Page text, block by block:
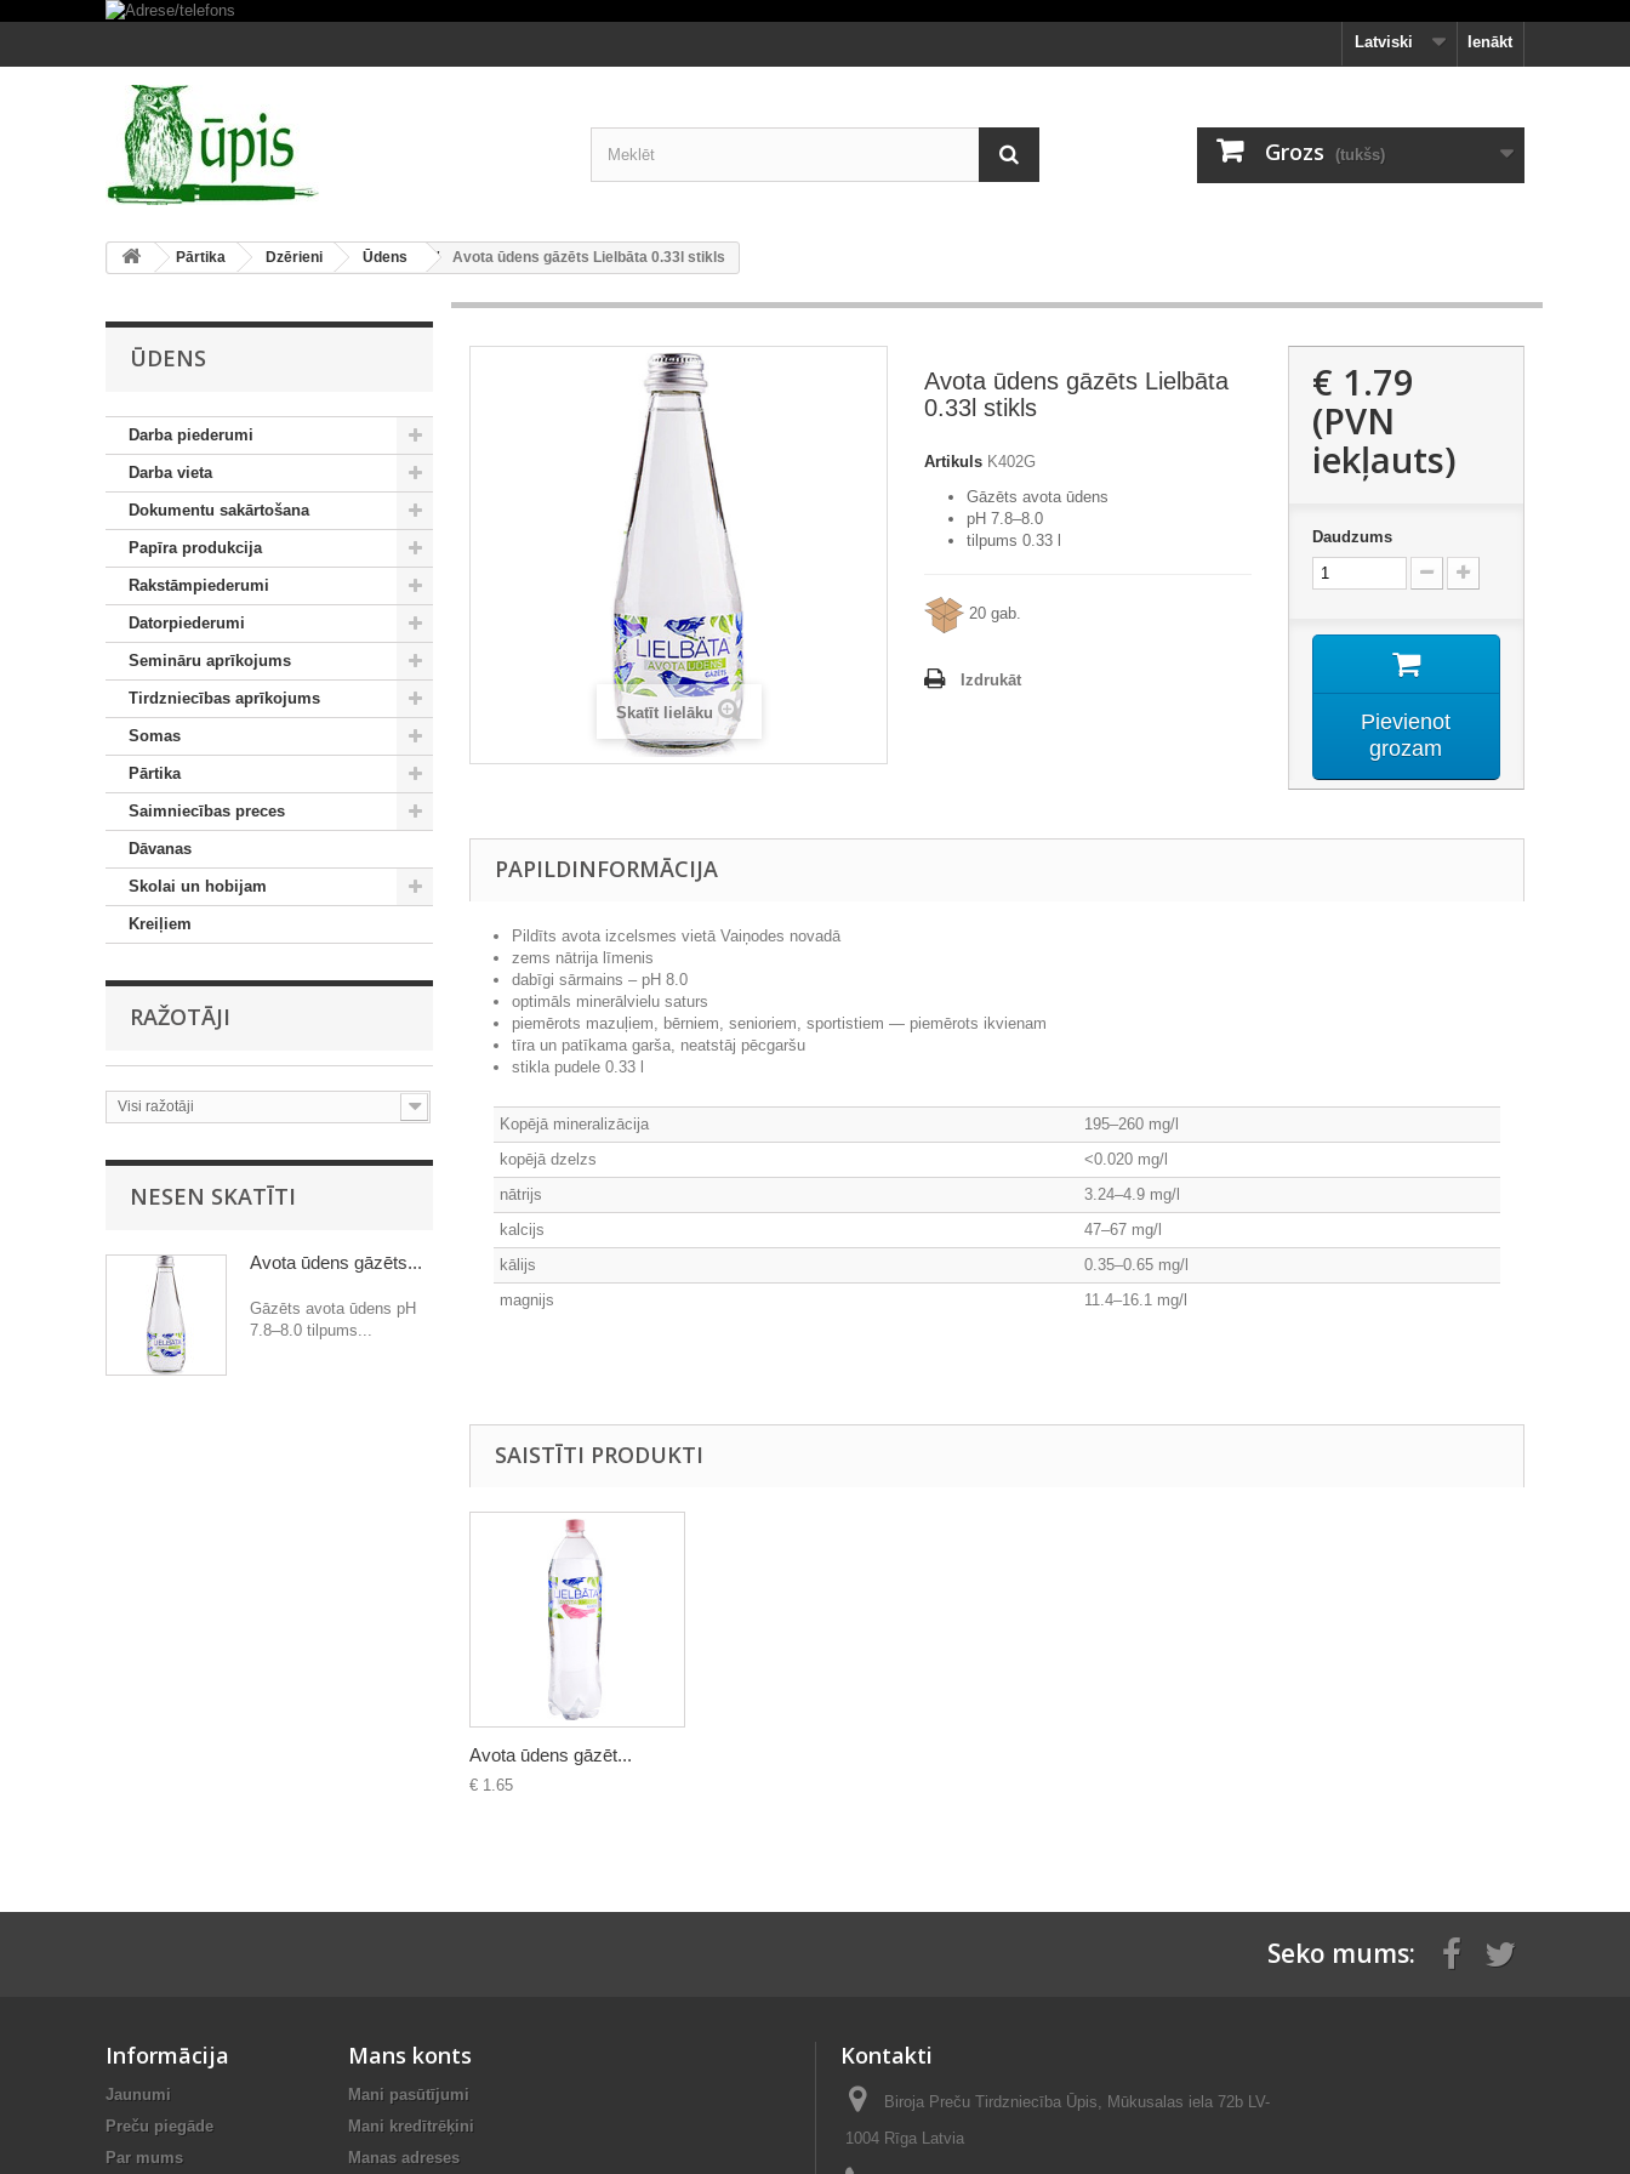
Ienākt
Latviski
Grozs (tukšs)
Pārtika Dzērieni Ūdens Avota ūdens gāzēts Lielbāta 0.33l stikls
ŪDENS
Darba piederumi
Darba vieta
Dokumentu sakārtošana
Papīra produkcija
Rakstāmpiederumi
Datorpiederumi
Semināru aprīkojums
Tirdzniecības aprīkojums
Somas
Pārtika
Saimniecības preces
Dāvanas
Skolai un hobijam
Kreiļiem
RAŽOTĀJI
Visi ražotāji
NESEN SKATĪTI
Avota ūdens gāzēts...
Gāzēts avota ūdens pH
7.8–8.0 tilpums...
Skatīt lielāku
Avota ūdens gāzēts Lielbāta
0.33l stikls
Artikuls K402G
Gāzēts avota ūdens
pH 7.8–8.0
tilpums 0.33 l
20 gab.
Izdrukāt
€ 1.79
(PVN
iekļauts)
Daudzums
Pievienot
grozam
PAPILDINFORMĀCIJA
Pildīts avota izcelsmes vietā Vaiņodes novadā
zems nātrija līmenis
dabīgi sārmains – pH 8.0
optimāls minerālvielu saturs
piemērots mazuļiem, bērniem, senioriem, sportistiem — piemērots ikvienam
tīra un patīkama garša, neatstāj pēcgaršu
stikla pudele 0.33 l
Kopējā mineralizācija
195–260 mg/l
kopējā dzelzs
<0.020 mg/l
nātrijs
3.24–4.9 mg/l
kalcijs
47–67 mg/l
kālijs
0.35–0.65 mg/l
magnijs
11.4–16.1 mg/l
SAISTĪTI PRODUKTI
Avota ūdens gāzēt...
€ 1.65
Seko mums:
Informācija
Jaunumi
Preču piegāde
Par mums
Mans konts
Mani pasūtījumi
Mani kredītrēķini
Manas adreses
Kontakti
Biroja Preču Tirdzniecība Ūpis, Mūkusalas iela 72b LV-
1004 Rīga Latvia